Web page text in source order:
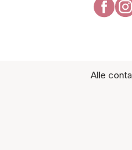
Alle